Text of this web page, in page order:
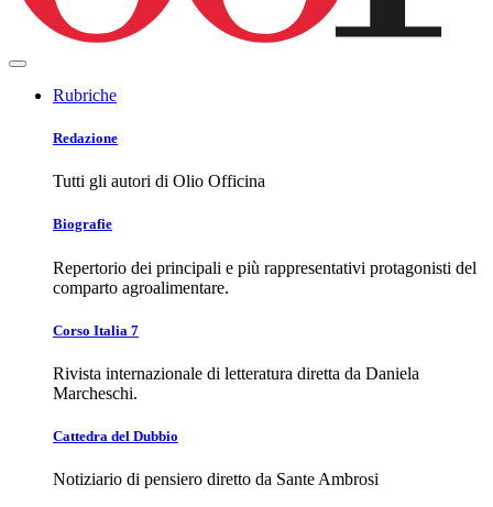
Rubriche
Redazione
Tutti gli autori di Olio Officina
Biografie
Repertorio dei principali e più rappresentativi protagonisti del
comparto agroalimentare.
Corso Italia 7
Rivista internazionale di letteratura diretta da Daniela
Marcheschi.
Cattedra del Dubbio
Notiziario di pensiero diretto da Sante Ambrosi